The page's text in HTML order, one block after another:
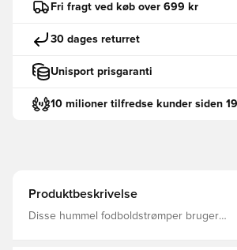
Fri fragt ved køb over 699 kr
30 dages returret
Unisport prisgaranti
10 milioner tilfredse kunder siden
Produktbeskrivelse
Disse hummel fodboldstrømper bruger